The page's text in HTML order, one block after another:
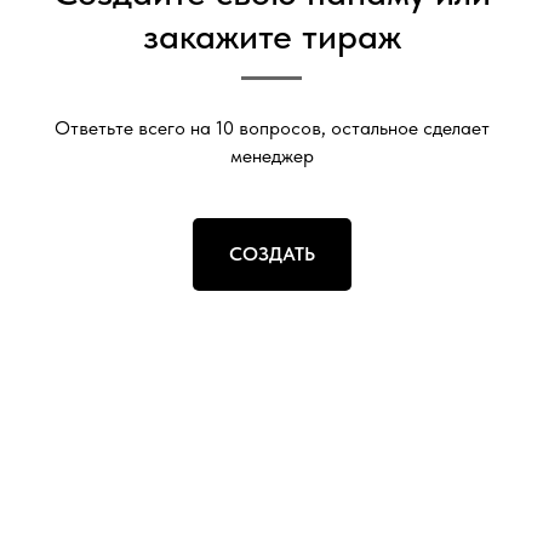
закажите тираж
Ответьте всего на 10 вопросов, остальное сделает
менеджер
СОЗДАТЬ